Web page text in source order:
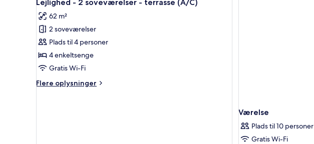
terrasse
alle
billeder
af
Lejlighed
-
2
-
Lejlighed - 2 soveværelser - terrasse (A/C)
62 m²
2 soveværelser
Plads til 4 personer
4 enkeltsenge
Gratis Wi-Fi
Flere oplysninger
Flere
Værelse
Plads til 10 personer
Gratis Wi-Fi